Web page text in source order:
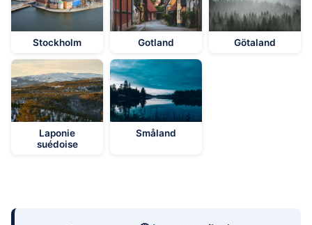
Stockholm Gotland Götaland
Laponie
suédoise
Småland